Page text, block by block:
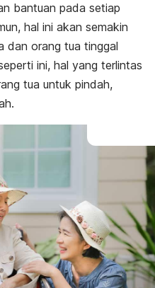
bantuan pada setiap
hal ini akan semakin
dan orang tua tinggal
ini, hal yang terlintas
tua untuk pindah,